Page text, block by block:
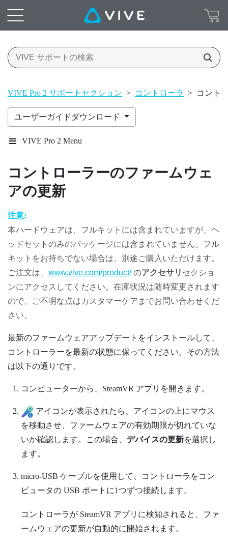
VIVE Pro 2 サポートセクション > コントローラ > コント
ユーザーガイドダウンロード
VIVE Pro 2 Menu
コントローラーのファームウェ
アの更新
注意:
本ハードウェアは、フルキットには含まれていますが、ヘ
ッドセットのみのパッケージには含まれていません。フル
キットをお持ちでない場合は、別途ご購入いただけます。
ご注文は、 www.vive.com/product/のアクセサリ セクショ
ンにアクセスしてください。在庫状況は随時変更されます
ので、ご不明な点はカスタマーケアまでお問い合わせくだ
さい。
最新のファームウェアアップデートをインストールして、
コントローラーを最新の状態に保ってください。その方法
は以下の通りです。
コンピューターから、 SteamVR アプリを開きます。
アイコンが表示されたら、アイコンの上にマウス
を移動させ、ファームウェアの有効期限が切れていな
いか確認します。この場合、 デバイスの更新を選択し
ます。
micro-USB ケーブルを使用して、コントローラをコン
ピュータの USB ポートに1つずつ接続します。
コントローラが SteamVR アプリに検知されると、ファ
ームウェアの更新が自動的に開始されます。